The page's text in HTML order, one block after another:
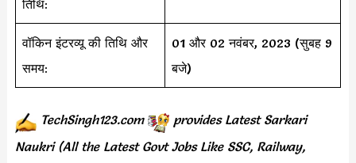
तिथि:
वॉकिन इंटरव्यू की तिथि और
समय:
01 और 02 नवंबर, 2023 (सुबह 9
बजे)
TechSingh123.com provides Latest Sarkari
Naukri (All the Latest Govt Jobs Like SSC, Railway,